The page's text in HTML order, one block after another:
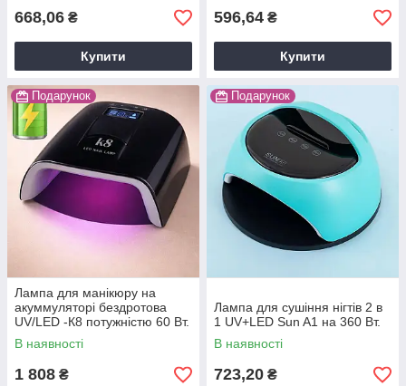
668,06 ₴
Купити
596,64 ₴
Купити
Подарунок
Лампа для манікюру на
акуммуляторі бездротова
UV/LED -К8 потужністю 60 Вт.
(2600 mAh)
В наявності
1 808 ₴
Подарунок
Лампа для сушіння нігтів 2 в
1 UV+LED Sun A1 на 360 Вт.
В наявності
723,20 ₴